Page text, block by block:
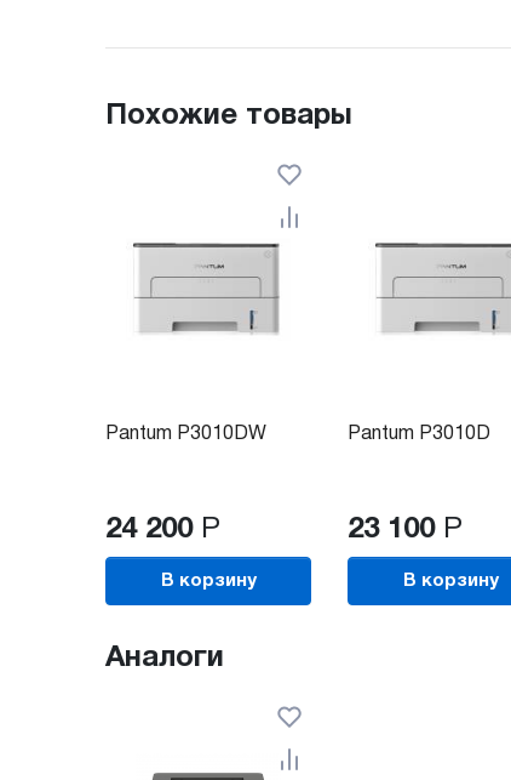
Похожие товары
Pantum P3010DW
24 200 Р
В корзину
Pantum P3010D
23 100 Р
В корзину
Аналоги